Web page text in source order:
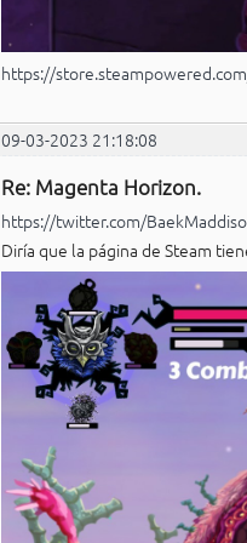
https://
09-03-2023 21:18:08
Re: Magenta Horizon.
https://twitter.com/
Diría que la página de Steam